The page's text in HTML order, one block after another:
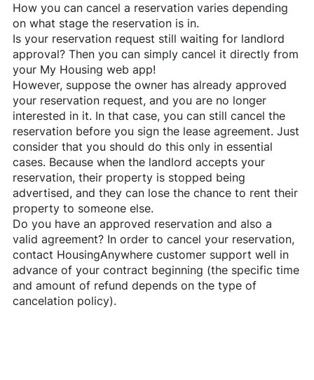
How you can cancel a reservation varies depending
on what stage the reservation is in.
Is your reservation request still waiting for landlord
approval? Then you can simply cancel it directly from
your My Housing web app!
However, suppose the owner has already approved
your reservation request, and you are no longer
interested in it. In that case, you can still cancel the
reservation before you sign the lease agreement. Just
consider that you should do this only in essential
cases. Because when the landlord accepts your
reservation, their property is stopped being
advertised, and they can lose the chance to rent their
property to someone else.
Do you have an approved reservation and also a
valid agreement? In order to cancel your reservation,
contact HousingAnywherecustomer support well in
advance of your contract beginning (the specific time
and amount of refund depends on the type of
cancelation policy).